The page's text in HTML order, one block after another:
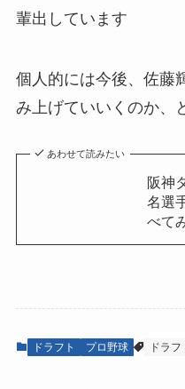
輩出しています
個人的には今後、佐藤
み上げていいくのか、
あわせて読みたい
阪神
名選
べて
ドラフト プロ野球 ドラフ